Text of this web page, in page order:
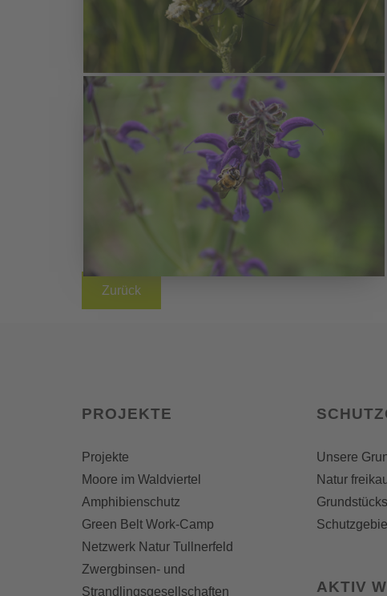
Zurück
PROJEKTE
Projekte
Moore im Waldviertel
Amphibienschutz
Green Belt Work-Camp
Netzwerk Natur Tullnerfeld
Zwergbinsen- und
Strandlingsgesellschaften
Unsere
Natur
AKTIV